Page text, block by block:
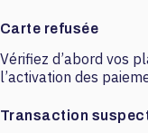
Carte refusée
Vérifiez d’abord vos
l’activation des
Transaction